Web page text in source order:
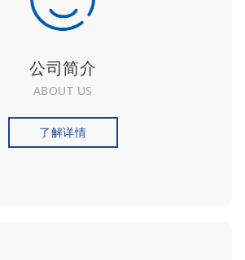
公司简介
ABOUT US
了解详情